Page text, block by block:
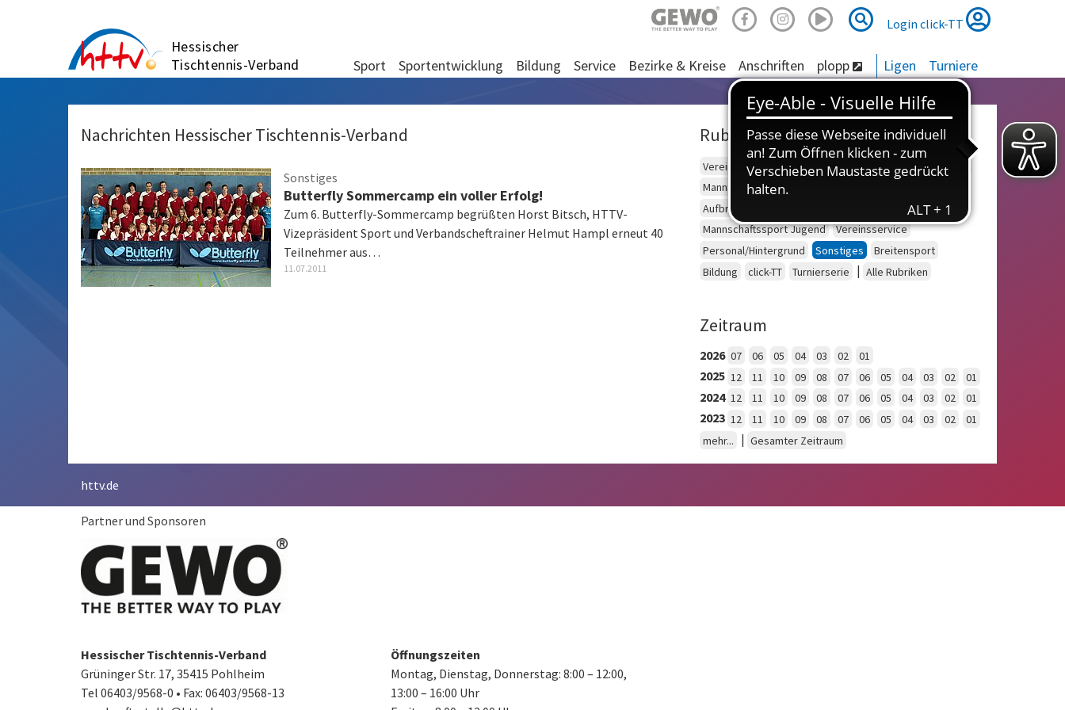
Hessischer
Tischtennis-Verband
Suche
Suche
Login click-TT
Sport Sportentwicklung Bildung Service Bezirke & Kreise Anschriften plopp Ligen Turniere
Nachrichten Hessischer Tischtennis-Verband
Sonstiges
Butterfly Sommercamp ein voller Erfolg!
Zum 6. Butterfly-Sommercamp begrüßten Horst Bitsch, HTTV-
Vizepräsident Sport und Verbandscheftrainer Helmut Hampl erneut 40
Teilnehmer aus…
11.07.2011
Rubriken
Vereinsberatung Schulsport
Einzelsport Erwachsene
Mannschaftssport Erwachsene
Aufbruch
Mannschaftssport Jugend
Vereinsservice
Personal/Hintergrund
Sonstiges
Breitensport
Bildung
click-TT Turnierserie | Alle Rubriken
Zeitraum
2026 07 06 05 04 03 02 01
2025 12 11 10 09 08 07 06 05 04 03 02 01
2024 12 11 10 09 08 07 06 05 04 03 02 01
2023 12 11 10 09 08 07 06 05 04 03 02
01
mehr...
| Gesamter Zeitraum
httv.de
Partner und Sponsoren
Hessischer Tischtennis-Verband
Grüninger Str. 17, 35415 Pohlheim
Tel 06403/9568-0 • Fax: 06403/9568-13
Öffnungszeiten
Montag, Dienstag, Donnerstag: 8:00 – 12:00,
13:00 – 16:00 Uhr